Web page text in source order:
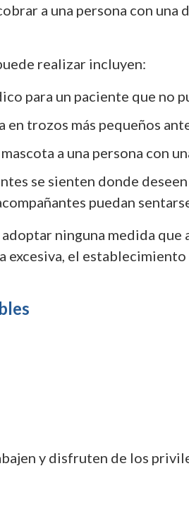
a una persona con una
realizar incluyen:
para un paciente que no
trozos más pequeños
a una persona con
se sienten donde
puedan
ninguna medida que
excesiva, el
y disfruten de los